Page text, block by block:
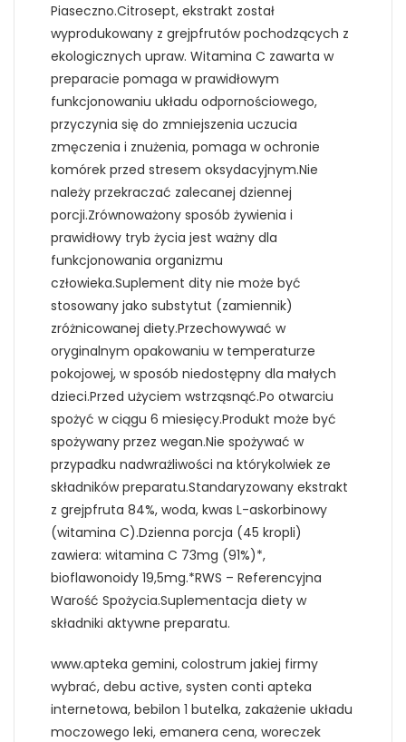
Piaseczno.Citrosept, ekstrakt został
wyprodukowany z grejpfrutów pochodzących z
ekologicznych upraw. Witamina C zawarta w
preparacie pomaga w prawidłowym
funkcjonowaniu układu odpornościowego,
przyczynia się do zmniejszenia uczucia
zmęczenia i znużenia, pomaga w ochronie
komórek przed stresem oksydacyjnym.Nie
należy przekraczać zalecanej dziennej
porcji.Zrównoważony sposób żywienia i
prawidłowy tryb życia jest ważny dla
funkcjonowania organizmu
człowieka.Suplement dity nie może być
stosowany jako substytut (zamiennik)
zróżnicowanej diety.Przechowywać w
oryginalnym opakowaniu w temperaturze
pokojowej, w sposób niedostępny dla małych
dzieci.Przed użyciem wstrząsnąć.Po otwarciu
spożyć w ciągu 6 miesięcy.Produkt może być
spożywany przez wegan.Nie spożywać w
przypadku nadwrażliwości na którykolwiek ze
składników preparatu.Standaryzowany ekstrakt
z grejpfruta 84%, woda, kwas L-askorbinowy
(witamina C).Dzienna porcja (45 kropli)
zawiera: witamina C 73mg (91%)*,
bioflawonoidy 19,5mg.*RWS – Referencyjna
Warość Spożycia.Suplementacja diety w
składniki aktywne preparatu.
www.apteka gemini, colostrum jakiej firmy
wybrać, debu active, systen conti apteka
internetowa, bebilon 1 butelka, zakażenie układu
moczowego leki, emanera cena, woreczek